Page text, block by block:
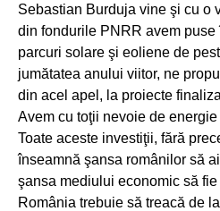
Sebastian Burduja vine şi cu o
din fondurile PNRR avem
parcuri solare şi eoliene de
jumătatea anului viitor, ne
din acel apel, la proiecte
Avem cu toţii nevoie de
Toate aceste investiţii, fără
înseamnă şansa românilor să
şansa mediului economic să
România trebuie să treacă de